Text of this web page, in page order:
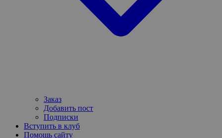
Заказ
Добавить пост
Подписки
Вступить в клуб
Помощь сайту